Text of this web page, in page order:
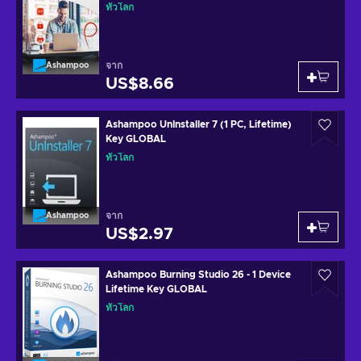
Ashampoo
ทั่วโลก
จาก
US$8.66
Ashampoo
Ashampoo UnInstaller 7 (1 PC, Lifetime)
Key GLOBAL
ทั่วโลก
จาก
US$2.97
Ashampoo Burning Studio 26 - 1 Device
Lifetime Key GLOBAL
ทั่วโลก